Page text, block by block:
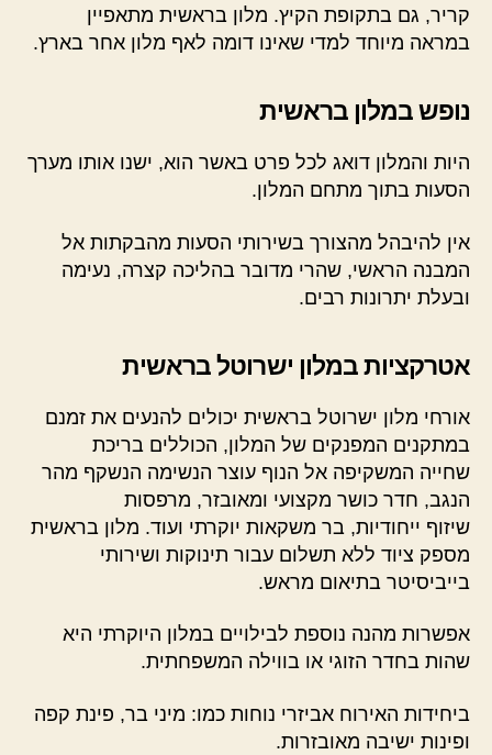
קריר, גם בתקופת הקיץ. מלון בראשית מתאפיין
במראה מיוחד למדי שאינו דומה לאף מלון אחר בארץ.
נופש במלון בראשית
היות והמלון דואג לכל פרט באשר הוא, ישנו אותו מערך
הסעות בתוך מתחם המלון.
אין להיבהל מהצורך בשירותי הסעות מהבקתות אל
המבנה הראשי, שהרי מדובר בהליכה קצרה, נעימה
ובעלת יתרונות רבים.
אטרקציות במלון ישרוטל בראשית
אורחי מלון ישרוטל בראשית יכולים להנעים את זמנם
במתקנים המפנקים של המלון, הכוללים בריכת
שחייה המשקיפה אל הנוף עוצר הנשימה הנשקף מהר
הנגב, חדר כושר מקצועי ומאובזר, מרפסות
שיזוף ייחודיות, בר משקאות יוקרתי ועוד. מלון בראשית
מספק ציוד ללא תשלום עבור תינוקות ושירותי
בייביסיטר בתיאום מראש.
אפשרות מהנה נוספת לבילויים במלון היוקרתי היא
שהות בחדר הזוגי או בווילה המשפחתית.
ביחידות האירוח אביזרי נוחות כמו: מיני בר, פינת קפה
ופינות ישיבה מאובזרות.